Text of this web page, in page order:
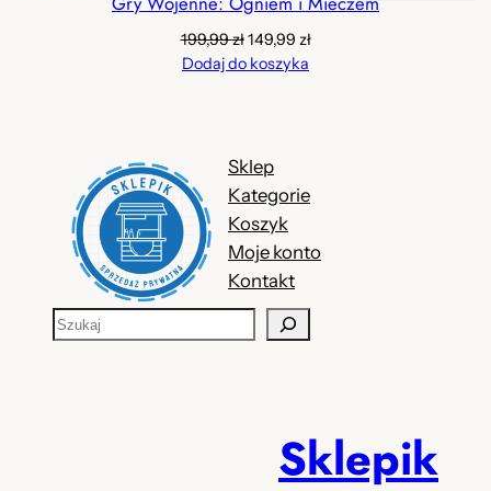
W
199,99złPierwotna
cena
149,99 złAktualna
Dodaj do koszyka
Sklep
Kategorie
Koszyk
Moje konto
Kontakt
S
Sklepik